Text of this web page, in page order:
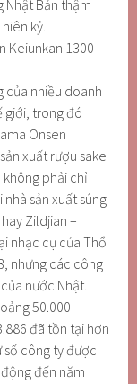
Nhật Bản thậm
kỷ.
Keiunkan 1300
nhiều doanh
giới, trong đó
Onsen
xuất rượu sake
không phải chỉ
sản xuất súng
Zildjian –
nhạc cụ của Thổ
nhưng các công
nước Nhật.
50.000
đã tồn tại hơn
số công ty được
đến năm